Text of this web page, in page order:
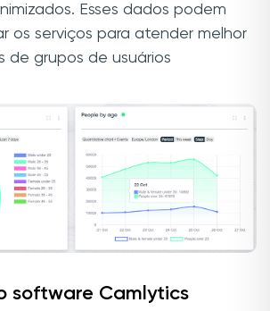
Esses dados podem
os serviços para atender melhor
de grupos de usuários
software Camlytics